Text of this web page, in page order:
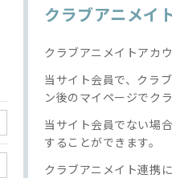
クラブアニメイ
クラブアニメイトアカ
当サイト会員で、クラ
ン後のマイページでク
当サイト会員でない場
することができます。
クラブアニメイト連携